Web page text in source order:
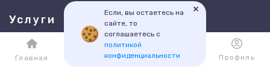
Услуги
Ипотека
Электронная сделка
Если, вы остаетесь на
сайте, то
соглашаетесь с
политикой
конфиденциальности
×
Главная Каталог Избранное Профиль